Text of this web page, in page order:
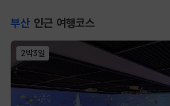
부산 인근 여행코스
2박3일